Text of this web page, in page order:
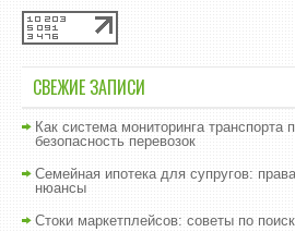
СВЕЖИЕ ЗАПИСИ
Как система мониторинга транспорта
безопасность перевозок
Семейная ипотека для супругов:
нюансы
Стоки маркетплейсов: советы по